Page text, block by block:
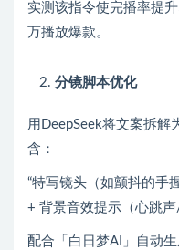
实测该指令使完播率提
万播放爆款。
分镜脚本优化
用DeepSeek将文案拆
含：
“特写镜头（如颤抖的手
+ 背景音效提示（心跳声
配合「白日梦AI」自动